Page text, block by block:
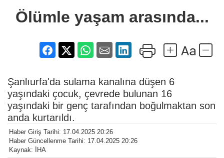
Ölümle yaşam arasında...
Şanlıurfa'da sulama kanalına düşen 6
yaşındaki çocuk, çevrede bulunan 16
yaşındaki bir genç tarafından boğulmaktan son
anda kurtarıldı.
Haber Giriş Tarihi: 17.04.2025 20:26
Haber Güncellenme Tarihi: 17.04.2025 20:26
Kaynak: İHA